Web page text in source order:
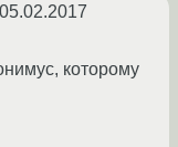
05.02.2017
которому